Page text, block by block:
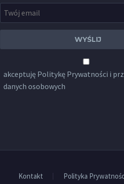
akceptuję Politykę Prywatności i
danych osobowych
Kontakt Polityka